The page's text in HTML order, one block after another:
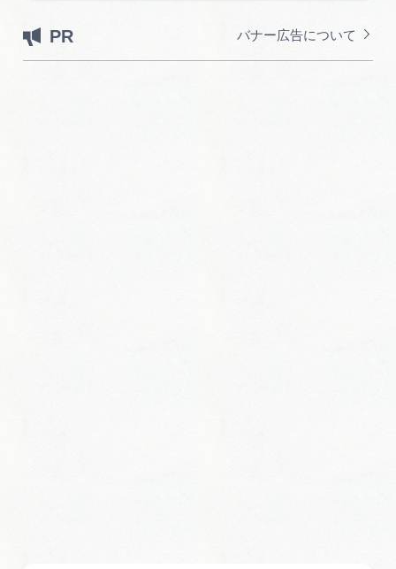
PR バナー広告について